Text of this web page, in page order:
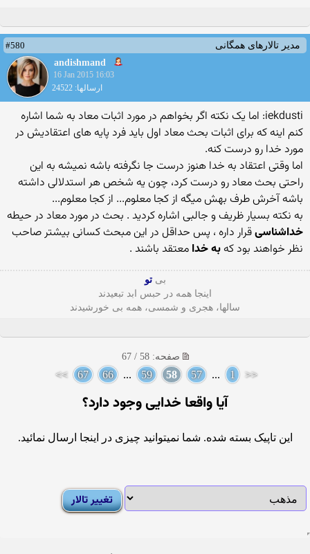
مدیر تالارهای همگانی
#580
andishmand
16 Jan 2015 16:03
ارسالها: 24522
iekdusti: اما یک نکته اگر بخواهم در مورد اثبات معاد به شما اشاره
کنم اینه که برای اثبات بحث معاد اول باید فرد پایه های اعتقادیش در
مورد خدا رو درست کنه.
اما وقتی اعتقاد به خدا هنوز درست جا نگرفته باشه نمیشه به این
راحتی بحث معاد رو درست کرد، چون یه شخص هر استدلالی داشته
باشه آخرش طرف بهش میگه از کجا معلوم... از کجا معلوم...
به نکته بسیار ظریف و جالبی اشاره کردید . بحث در مورد معاد در حیطه
خداشناسیقرار داره ، پس حداقل در این مبحث کسانی بیشتر صاحب
نظر خواهند بود کهبه خدا معتقد باشند .
بی تو
اینجا همه در حبس ابد تبعیدند
سالها، هجری و شمسی، همه بی خورشیدند
صفحه: 58 / 67
<<
1
...
57
58
59
...
66
67
>>
آيا واقعا خدايى وجود دارد؟
این تاپیک بسته شده. شما نمیتوانید چیزی در اینجا ارسال نمائید.